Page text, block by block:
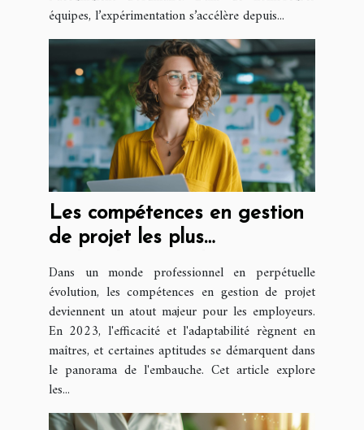
équipes, l’expérimentation s’accélère depuis...
Les compétences en gestion
de projet les plus
recherchées par les
employeurs en 2023
Dans un monde professionnel en perpétuelle
évolution, les compétences en gestion de projet
deviennent un atout majeur pour les employeurs.
En 2023, l'efficacité et l'adaptabilité règnent en
maîtres, et certaines aptitudes se démarquent dans
le panorama de l'embauche. Cet article explore
les...